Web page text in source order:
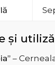
și
–